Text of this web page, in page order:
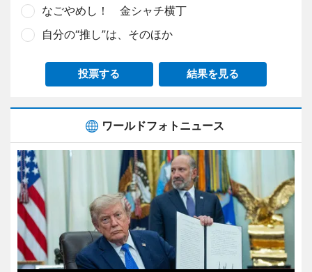
なごやめし！ 金シャチ横丁
自分の“推し”は、そのほか
投票する 結果を見る
ワールドフォトニュース